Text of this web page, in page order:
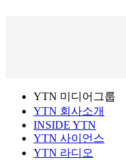
YTN 미디어그룹
YTN 회사소개
INSIDE YTN
YTN 사이언스
YTN 라디오